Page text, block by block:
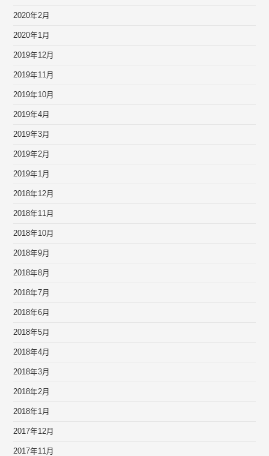
2020年2月
2020年1月
2019年12月
2019年11月
2019年10月
2019年4月
2019年3月
2019年2月
2019年1月
2018年12月
2018年11月
2018年10月
2018年9月
2018年8月
2018年7月
2018年6月
2018年5月
2018年4月
2018年3月
2018年2月
2018年1月
2017年12月
2017年11月